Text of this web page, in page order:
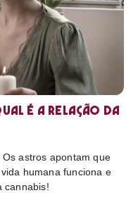
é a relação da
astros apontam que
humana funciona e
cannabis!